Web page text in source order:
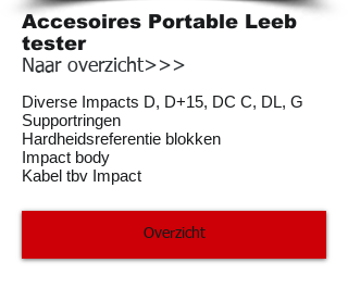
Accesoires Portable Leeb
tester
Naar overzicht>>>
Diverse Impacts D, D+15, DC C, DL, G
Supportringen
Hardheidsreferentie blokken
Impact body
Kabel tbv Impact
Overzicht